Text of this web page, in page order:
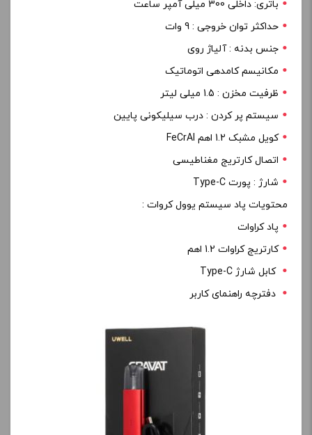
باتری: داخلی 300 میلی آمپر ساعت
حداکثر توان خروجی : 9 وات
جنس بدنه : آلیاژ روی
مکانیسم کامدهی اتوماتیک
ظرفیت مخزن : 1.5 میلی لیتر
سیستم پر کردن : درب سیلیکونی پایین
کویل مشبک 1.2 اهم FeCrAl
اتصال کارتریج مغناطیسی
شارژ : پورت Type-C
محتویات پاد سیستم یوول کروات :
پاد کراوات
کارتریج کراوات 1.2 اهم
کابل شارژ Type-C
دفترچه راهنمای کاربر